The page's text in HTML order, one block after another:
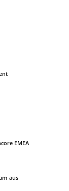
EMEA
aus